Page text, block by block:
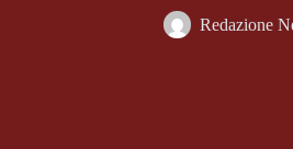
Redazione